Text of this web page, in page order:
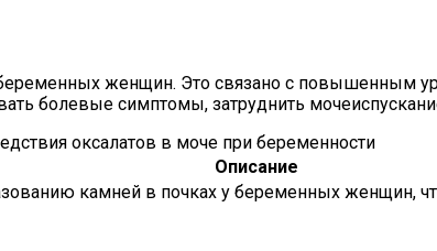
женщин. Это связано с повышенным
болевые симптомы, затруднить
оксалатов в моче при беременности
Описание
камней в почках у беременных